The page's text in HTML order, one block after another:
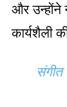
और उन्होंने
कार्यशैली